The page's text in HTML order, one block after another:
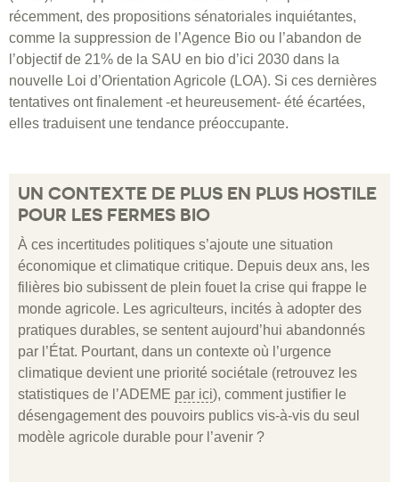
récemment, des propositions sénatoriales inquiétantes,
comme la suppression de l’Agence Bio ou l’abandon de
l’objectif de 21% de la SAU en bio d’ici 2030 dans la
nouvelle Loi d’Orientation Agricole (LOA). Si ces dernières
tentatives ont finalement -et heureusement- été écartées,
elles traduisent une tendance préoccupante.
UN CONTEXTE DE PLUS EN PLUS HOSTILE
POUR LES FERMES BIO
À ces incertitudes politiques s’ajoute une situation
économique et climatique critique. Depuis deux ans, les
filières bio subissent de plein fouet la crise qui frappe le
monde agricole. Les agriculteurs, incités à adopter des
pratiques durables, se sentent aujourd’hui abandonnés
par l’État. Pourtant, dans un contexte où l’urgence
climatique devient une priorité sociétale (retrouvez les
statistiques de l’ADEME par ici), comment justifier le
désengagement des pouvoirs publics vis-à-vis du seul
modèle agricole durable pour l’avenir ?